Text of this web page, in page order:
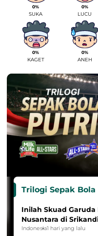
0%
SUKA
0%
LUCU
0%
KAGET
0%
ANEH
Trilogi Sepak
Inilah Skuad
Nusantara di
Indonesia1 hari yang lalu